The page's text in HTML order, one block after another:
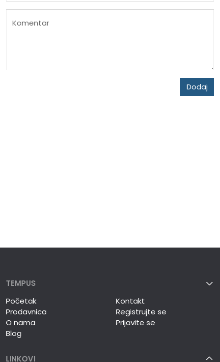
Komentar
Dodaj
TEMPUS
Početak
Prodavnica
O nama
Blog
Kontakt
Registrujte se
Prijavite se
LINKOVI